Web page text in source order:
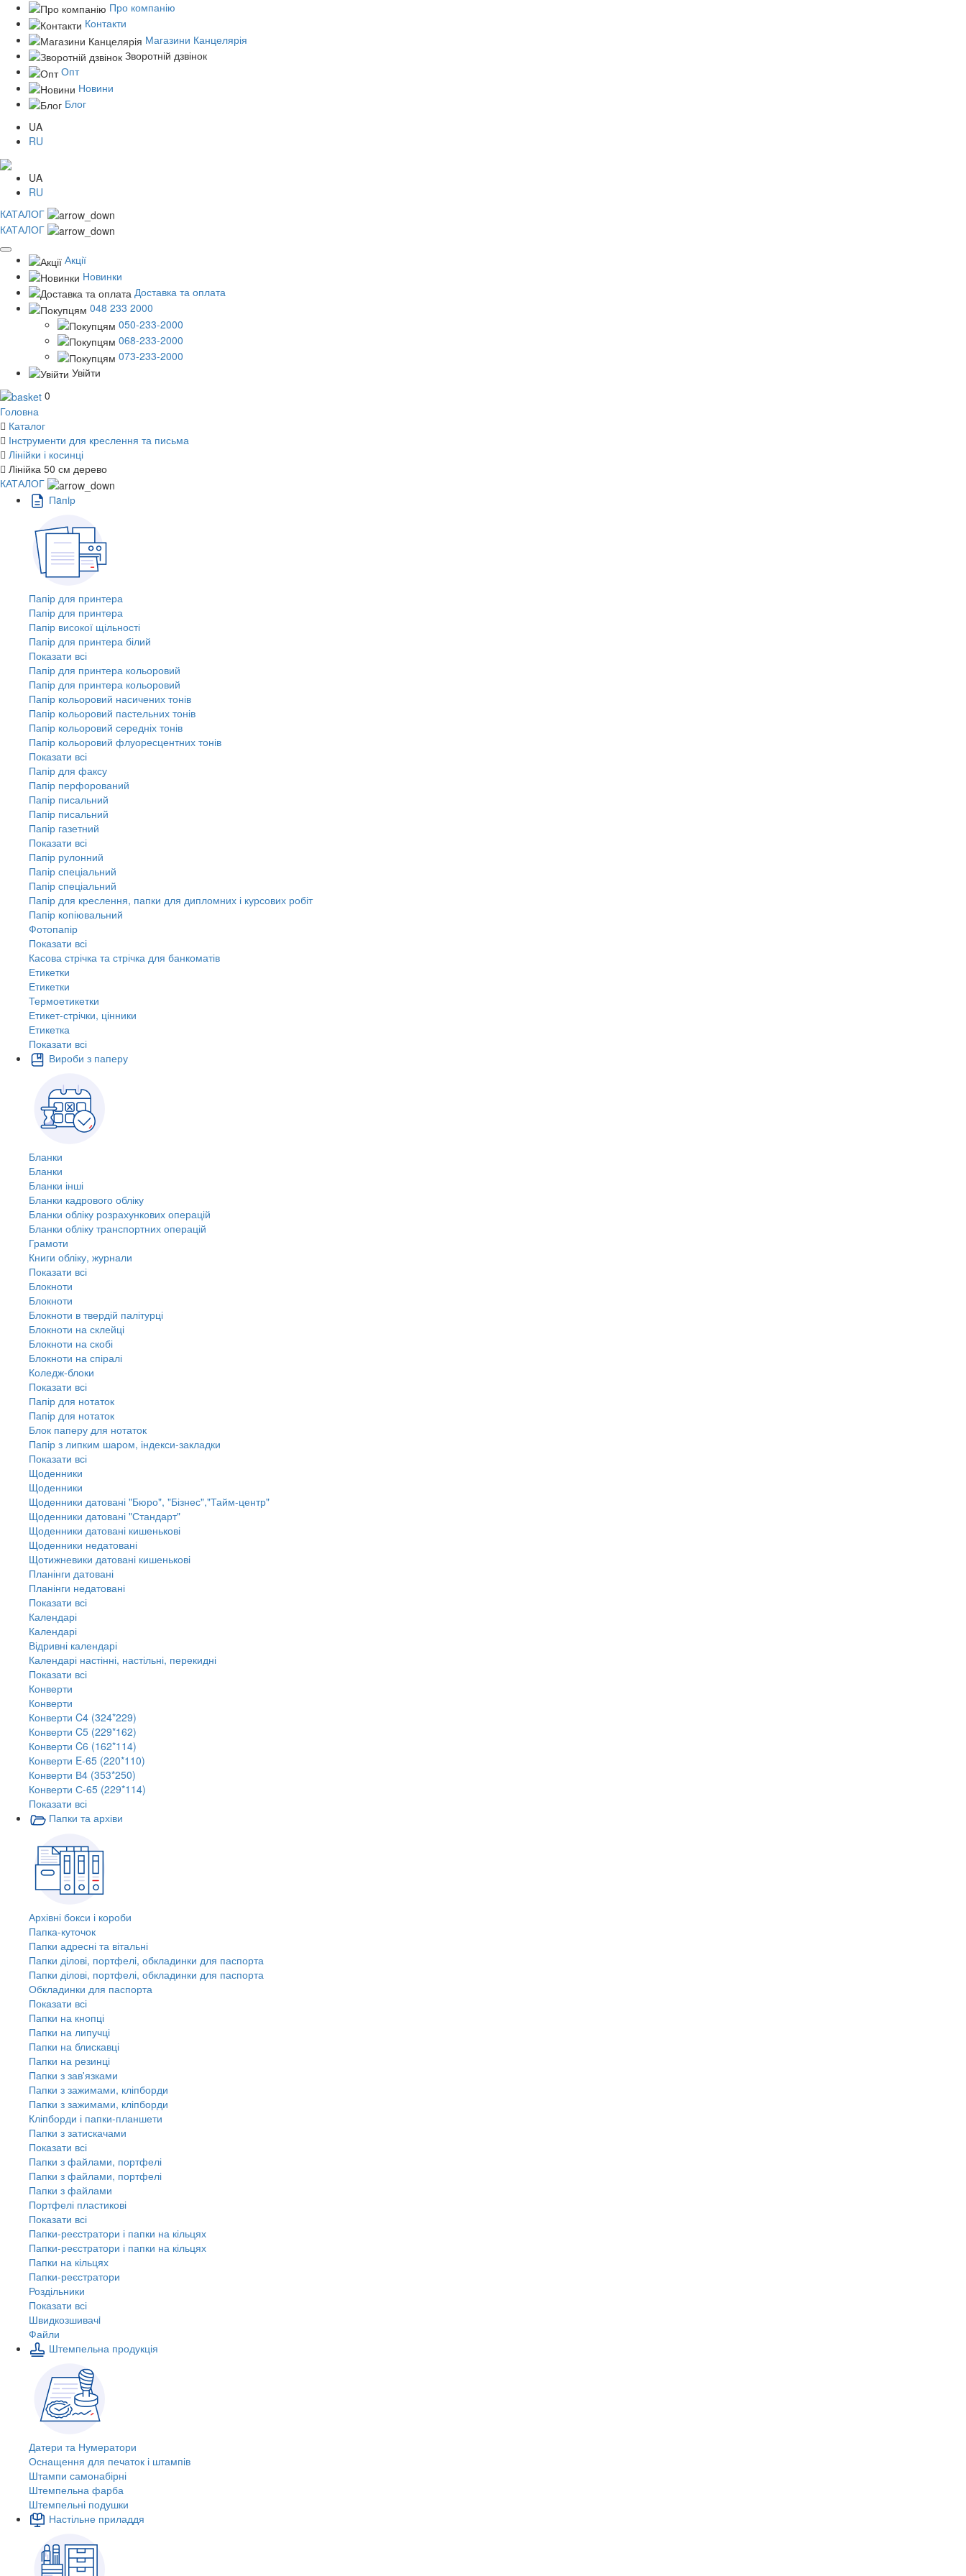
Про компанію
Контакти
Магазини Канцелярія
Зворотній дзвінок
Опт
Новини
Блог
UA
RU
UA
RU
КАТАЛОГ
КАТАЛОГ
Акції
Новинки
Доставка та оплата
048 233 2000
050-233-2000
068-233-2000
073-233-2000
Увійти
0
Головна
Каталог
Інструменти для креслення та письма
Лінійки і косинці
Лінійка 50 см дерево
КАТАЛОГ
Пaпiр
Папір для принтера
Папір для принтера
Папір високої щільності
Папір для принтера білий
Показати всі
Папір для принтера кольоровий
Папір для принтера кольоровий
Папір кольоровий насичених тонів
Папір кольоровий пастельних тонів
Папір кольоровий середніх тонів
Папір кольоровий флуоресцентних тонів
Показати всі
Папір для факсу
Папір перфорований
Папір писальний
Папір писальний
Папір газетний
Показати всі
Папір рулонний
Папір спеціальний
Папір спеціальний
Папір для креслення, папки для дипломних і курсових робіт
Папір копіювальний
Фотопапір
Показати всі
Касова стрічка та стрічка для банкоматів
Етикетки
Етикетки
Термоетикетки
Етикет-стрічки, цінники
Етикетка
Показати всі
Вироби з паперу
Бланки
Бланки
Бланки інші
Бланки кадрового обліку
Бланки обліку розрахункових операцій
Бланки обліку транспортних операцій
Грамоти
Книги обліку, журнали
Показати всі
Блокноти
Блокноти
Блокноти в твердій палітурці
Блокноти на склейці
Блокноти на скобі
Блокноти на спіралі
Коледж-блоки
Показати всі
Папір для нотаток
Папір для нотаток
Блок паперу для нотаток
Папір з липким шаром, індекси-закладки
Показати всі
Щоденники
Щоденники
Щоденники датовані "Бюро", "Бізнес","Тайм-центр"
Щоденники датовані "Стандарт"
Щоденники датовані кишенькові
Щоденники недатовані
Щотижневики датовані кишенькові
Планінги датовані
Планінги недатовані
Показати всі
Календарі
Календарі
Відривні календарі
Календарі настінні, настільні, перекидні
Показати всі
Конверти
Конверти
Конверти C4 (324*229)
Конверти C5 (229*162)
Конверти C6 (162*114)
Конверти E-65 (220*110)
Конверти В4 (353*250)
Конверти С-65 (229*114)
Показати всі
Папки та архіви
Архівні бокси і короби
Папка-куточок
Папки адресні та вітальні
Папки ділові, портфелі, обкладинки для паспорта
Папки ділові, портфелі, обкладинки для паспорта
Обкладинки для паспорта
Показати всі
Папки на кнопці
Папки на липучці
Папки на блискавці
Папки на резинці
Папки з зав'язками
Папки з зажимами, кліпборди
Папки з зажимами, кліпборди
Кліпборди і папки-планшети
Папки з затискачами
Показати всі
Папки з файлами, портфелі
Папки з файлами, портфелі
Папки з файлами
Портфелі пластикові
Показати всі
Папки-реєстратори і папки на кільцях
Папки-реєстратори і папки на кільцях
Папки на кільцях
Папки-реєстратори
Роздільники
Показати всі
Швидкозшивачi
Файли
Штемпельна продукція
Датери та Нумератори
Оснащення для печаток і штампів
Штампи самонабірні
Штемпельна фарба
Штемпельні подушки
Настільне приладдя